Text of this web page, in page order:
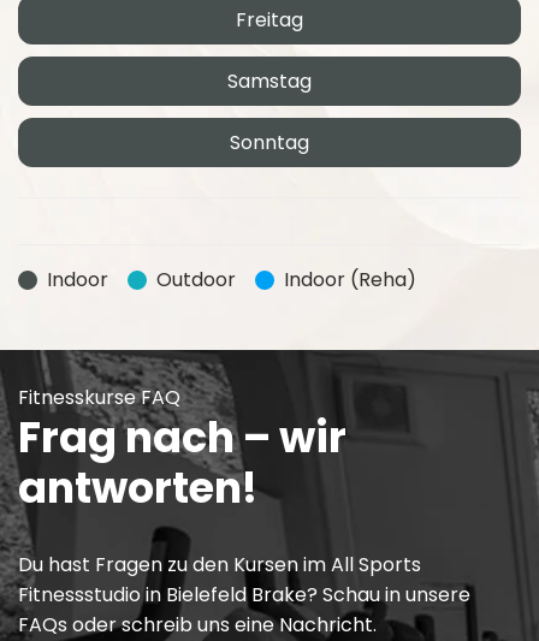
Freitag
Samstag
Sonntag
Indoor Outdoor Indoor (Reha)
Frag nach – wir
antworten!
Fitnesskurse FAQ
Du hast Fragen zu den Kursen im All Sports
Fitnessstudio in Bielefeld Brake? Schau in unsere
FAQs oder schreib uns eine Nachricht.